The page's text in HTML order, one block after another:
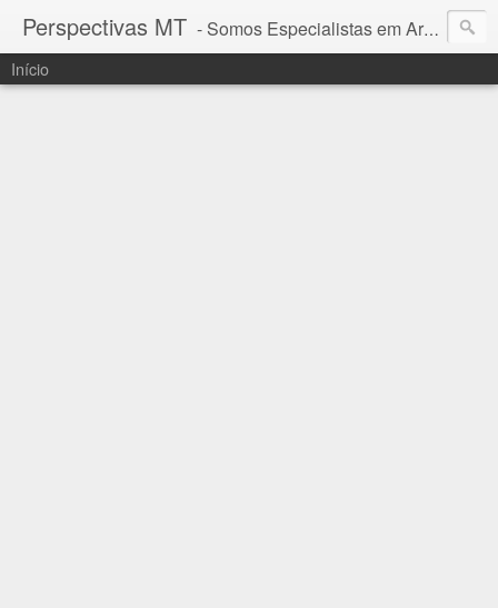
Perspectivas MT - Somos Especialistas em Araguaia - Mato Grosso
Início